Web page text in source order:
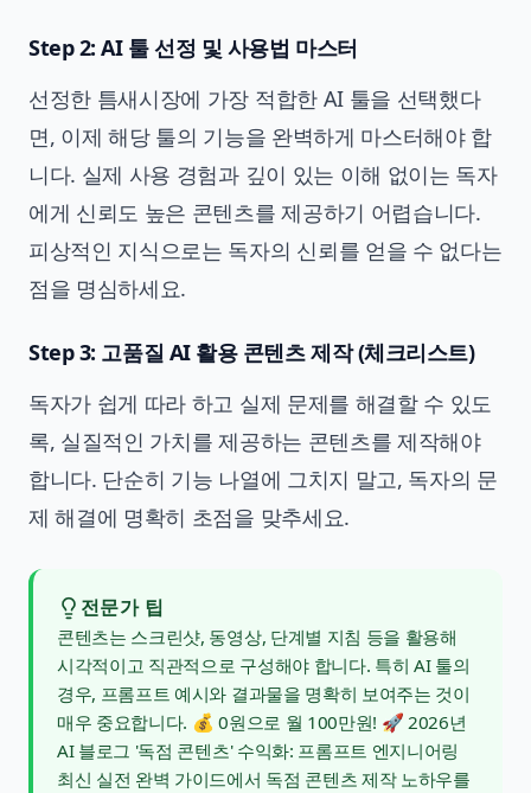
Step 2: AI 툴 선정 및 사용법 마스터
선정한 틈새시장에 가장 적합한 AI 툴을 선택했다
면, 이제 해당 툴의 기능을 완벽하게 마스터해야 합
니다. 실제 사용 경험과 깊이 있는 이해 없이는 독자
에게 신뢰도 높은 콘텐츠를 제공하기 어렵습니다.
피상적인 지식으로는 독자의 신뢰를 얻을 수 없다는
점을 명심하세요.
Step 3: 고품질 AI 활용 콘텐츠 제작 (체크리스트)
독자가 쉽게 따라 하고 실제 문제를 해결할 수 있도
록, 실질적인 가치를 제공하는 콘텐츠를 제작해야
합니다. 단순히 기능 나열에 그치지 말고, 독자의 문
제 해결에 명확히 초점을 맞추세요.
전문가 팁
콘텐츠는 스크린샷, 동영상, 단계별 지침 등을 활용해
시각적이고 직관적으로 구성해야 합니다. 특히 AI 툴의
경우, 프롬프트 예시와 결과물을 명확히 보여주는 것이
매우 중요합니다. 💰 0원으로 월 100만원! 🚀 2026년
AI 블로그 '독점 콘텐츠' 수익화: 프롬프트 엔지니어링
최신 실전 완벽 가이드에서 독점 콘텐츠 제작 노하우를